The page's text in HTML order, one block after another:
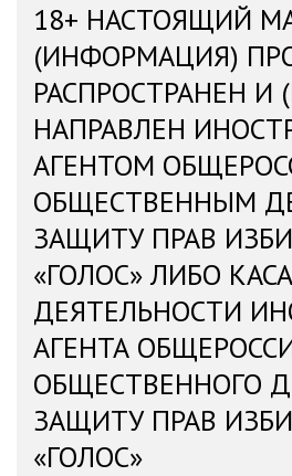
18+ НАСТОЯЩИЙ
(ИНФОРМАЦИЯ)
РАСПРОСТРАНЕН И
НАПРАВЛЕН
АГЕНТОМ
ОБЩЕСТВЕННЫМ
ЗАЩИТУ ПРАВ
«ГОЛОС» ЛИБО
ДЕЯТЕЛЬНОСТИ
АГЕНТА
ОБЩЕСТВЕННОГО
ЗАЩИТУ ПРАВ
«ГОЛОС»